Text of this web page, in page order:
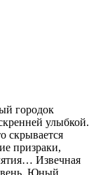
городок
улыбкой.
скрывается
призраки,
Извечная